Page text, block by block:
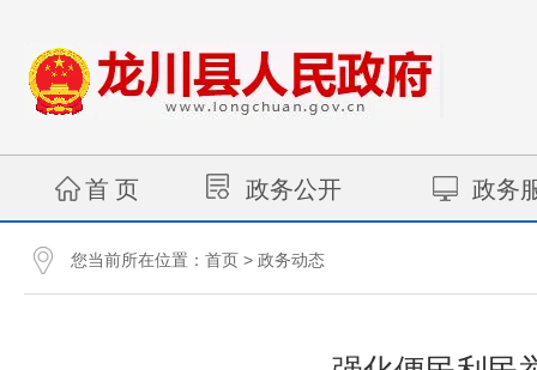
首 页 政务公开 政务
您当前所在位置： 首页 > 政务动态